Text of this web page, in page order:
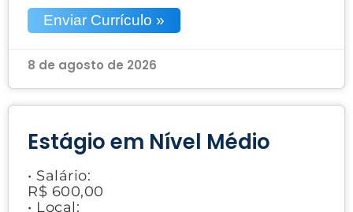
Enviar Currículo »
8 de agosto de 2026
Estágio em Nível Médio
• Salário:
R$ 600,00
• Local: